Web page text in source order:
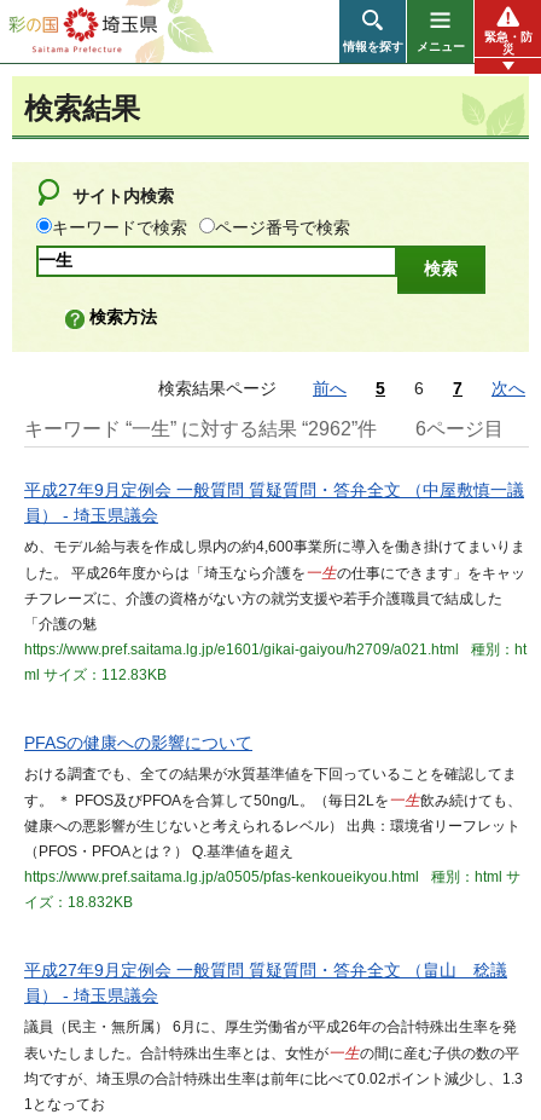
彩の国 埼玉県
情報を探す メニュー
緊急・防
災
検索結果
サイト内検索
キーワードで検索
ページ番号で検索
検索方法
検索結果ページ 前へ 5 6 7 次へ
キーワード “一生” に対する結果 “2962”件 6ページ目
平成27年9月定例会 一般質問 質疑質問・答弁全文 （中屋敷慎一議
員） - 埼玉県議会
め、モデル給与表を作成し県内の約4,600事業所に導入を働き掛けてまいりま
した。 平成26年度からは「埼玉なら介護を一生の仕事にできます」をキャッ
チフレーズに、介護の資格がない方の就労支援や若手介護職員で結成した
「介護の魅
https://www.pref.saitama.lg.jp/e1601/gikai-gaiyou/h2709/a021.html
種別：ht
ml サイズ：112.83KB
PFASの健康への影響について
おける調査でも、全ての結果が水質基準値を下回っていることを確認してま
す。 ＊ PFOS及びPFOAを合算して50ng/L。（毎日2Lを一生飲み続けても、
健康への悪影響が生じないと考えられるレベル） 出典：環境省リーフレット
（PFOS・PFOAとは？） Q.基準値を超え
https://www.pref.saitama.lg.jp/a0505/pfas-kenkoueikyou.html
種別：html サ
イズ：18.832KB
平成27年9月定例会 一般質問 質疑質問・答弁全文 （畠山 稔議
員） - 埼玉県議会
議員（民主・無所属） 6月に、厚生労働省が平成26年の合計特殊出生率を発
表いたしました。合計特殊出生率とは、女性が一生の間に産む子供の数の平
均ですが、埼玉県の合計特殊出生率は前年に比べて0.02ポイント減少し、1.3
1となってお